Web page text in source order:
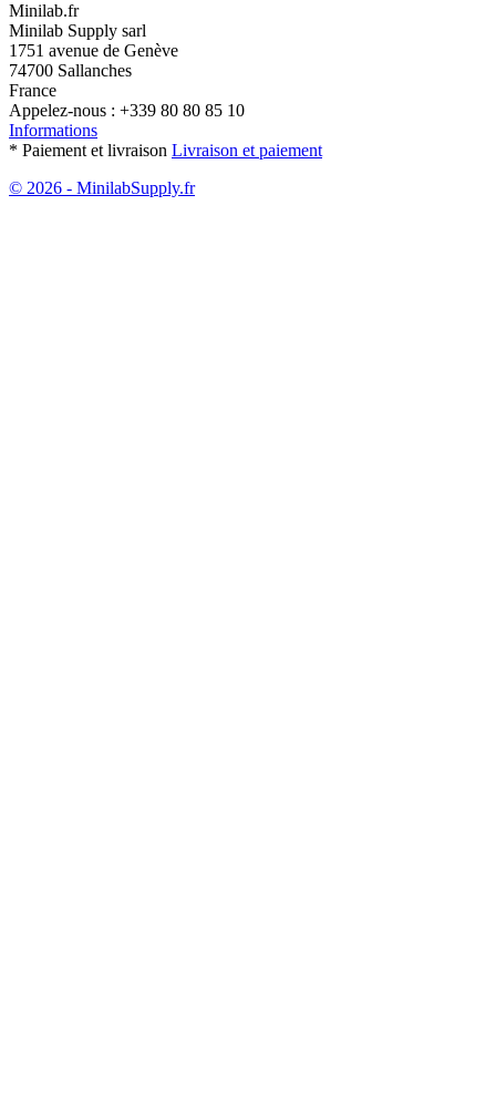
Minilab.fr
Minilab Supply sarl
1751 avenue de Genève
74700 Sallanches
France
Appelez-nous : +339 80 80 85 10
Informations
* Paiement et livraison Livraison et paiement
© 2026 - MinilabSupply.fr